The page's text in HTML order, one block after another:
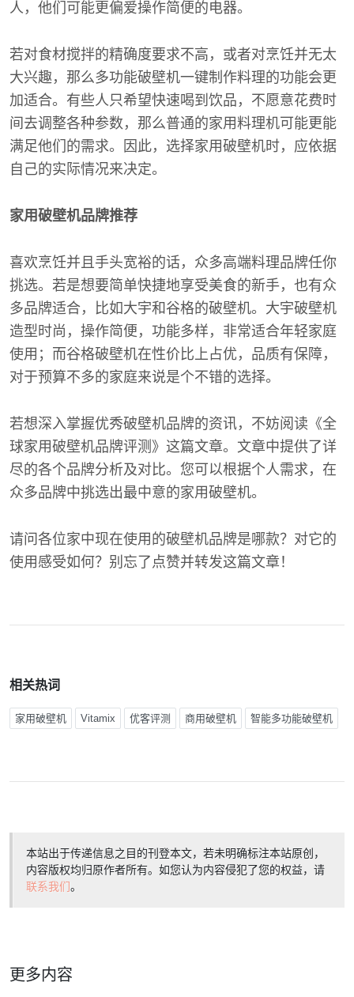
人，他们可能更偏爱操作简便的电器。
若对食材搅拌的精确度要求不高，或者对烹饪并无太
大兴趣，那么多功能破壁机一键制作料理的功能会更
加适合。有些人只希望快速喝到饮品，不愿意花费时
间去调整各种参数，那么普通的家用料理机可能更能
满足他们的需求。因此，选择家用破壁机时，应依据
自己的实际情况来决定。
家用破壁机品牌推荐
喜欢烹饪并且手头宽裕的话，众多高端料理品牌任你
挑选。若是想要简单快捷地享受美食的新手，也有众
多品牌适合，比如大宇和谷格的破壁机。大宇破壁机
造型时尚，操作简便，功能多样，非常适合年轻家庭
使用；而谷格破壁机在性价比上占优，品质有保障，
对于预算不多的家庭来说是个不错的选择。
若想深入掌握优秀破壁机品牌的资讯，不妨阅读《全
球家用破壁机品牌评测》这篇文章。文章中提供了详
尽的各个品牌分析及对比。您可以根据个人需求，在
众多品牌中挑选出最中意的家用破壁机。
请问各位家中现在使用的破壁机品牌是哪款？对它的
使用感受如何？别忘了点赞并转发这篇文章！
相关热词
家用破壁机 Vitamix 优客评测 商用破壁机 智能多功能破壁机
本站出于传递信息之目的刊登本文，若未明确标注本站原创，
内容版权均归原作者所有。如您认为内容侵犯了您的权益，请
联系我们。
更多内容